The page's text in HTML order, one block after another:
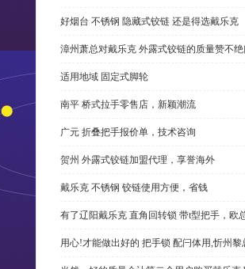
好烟台 不锈钢 隐藏式铰链 还是得选戴乐克
漳州萧总对戴乐克 外露式铰链的质量赞不
适用地域 固定式脚轮
南平 桥式拉手零售店，新颖潮流
广元 折叠把手报价单，技术咨询
贺州 外露式铰链加盟代理，享誉海外
戴乐克 不锈钢 铰链使用方便，省钱
有了辽阳戴乐克 直角回转锁 带t型把手，欧
用心!才能做出好的 把手锁 配闩体用,忻州黎